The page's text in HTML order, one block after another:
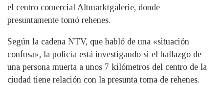
el centro comercial Altmarktgalerie, donde
presuntamente tomó rehenes.
Según la cadena NTV, que habló de una «situación
confusa», la policía está investigando si el hallazgo de
una persona muerta a unos 7 kilómetros del centro de la
ciudad tiene relación con la presunta toma de rehenes.